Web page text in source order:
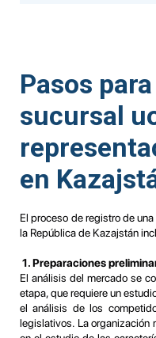
Pasos
sucursal
en
El proceso de registro de
la República de Kazajstán
1. Preparaciones
El análisis del mercado se
etapa, que requiere un
el análisis de los
legislativos. La organización